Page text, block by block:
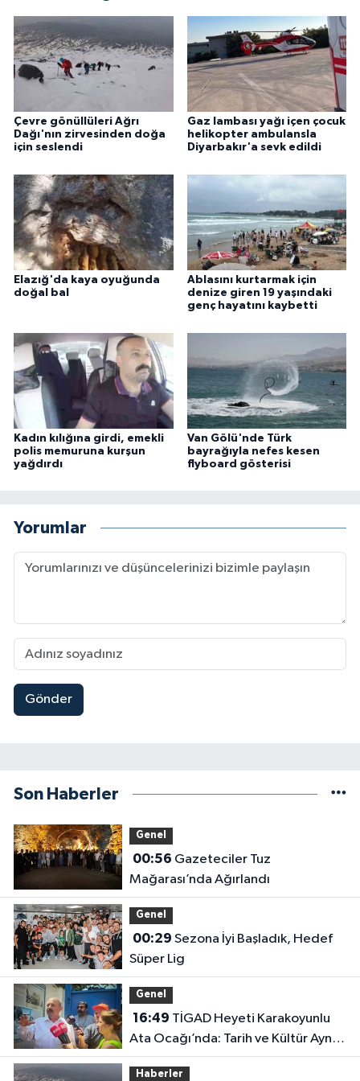
Çevre gönüllüleri Ağrı
Dağı'nın zirvesinden doğa
için seslendi
Gaz lambası yağı içen çocuk
helikopter ambulansla
Diyarbakır'a sevk edildi
Elazığ'da kaya oyuğunda
doğal bal
Ablasını kurtarmak için
denize giren 19 yaşındaki
genç hayatını kaybetti
Kadın kılığına girdi, emekli
polis memuruna kurşun
yağdırdı
Van Gölü'nde Türk
bayrağıyla nefes kesen
flyboard gösterisi
Yorumlar
Gönder
Son Haberler
Genel
00:56
Mağarası’nda Ağırlandı
Genel
00:29
Süper Lig
Genel
16:49
Ata Ocağı’nda: Tarih ve Kültür Aynı
Çatı Altında Buluştu
Haberler